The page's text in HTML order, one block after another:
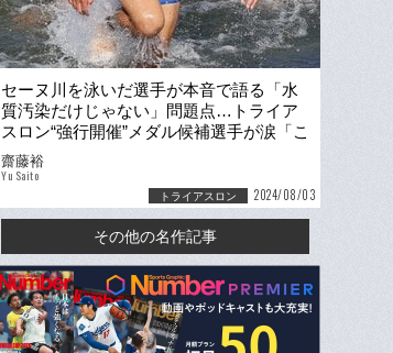
セーヌ川を泳いだ選手が本音で語る「水
質汚染だけじゃない」問題点…トライア
スロン“強行開催”メダル候補選手が涙「こ
んなことは今までなかった」
齋藤裕
Yu Saito
トライアスロン 2024/08/03
その他の名作記事